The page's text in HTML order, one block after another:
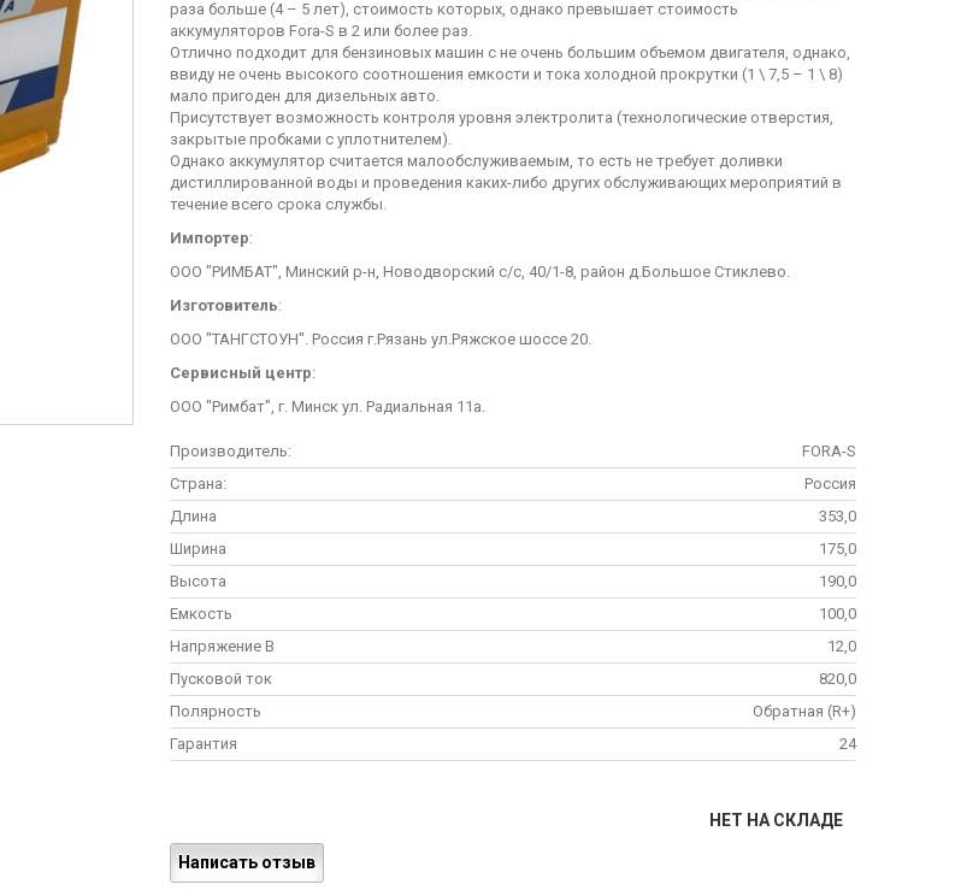
раза больше (4 – 5 лет), стоимость которых, однако превышает стоимость
аккумуляторов Fora-S в 2 или более раз.
Отлично подходит для бензиновых машин с не очень большим объемом двигателя, однако,
ввиду не очень высокого соотношения емкости и тока холодной прокрутки (1 \ 7,5 – 1 \ 8)
мало пригоден для дизельных авто.
Присутствует возможность контроля уровня электролита (технологические отверстия,
закрытые пробками с уплотнителем).
Однако аккумулятор считается малообслуживаемым, то есть не требует доливки
дистиллированной воды и проведения каких-либо других обслуживающих мероприятий в
течение всего срока службы.
Импортер:
ООО "РИМБАТ", Минский р-н, Новодворский с/с, 40/1-8, район д.Большое Стиклево.
Изготовитель:
ООО "ТАНГСТОУН". Россия г.Рязань ул.Ряжское шоссе 20.
Сервисный центр:
ООО "Римбат", г. Минск ул. Радиальная 11а.
Производитель:
FORA-S
Страна:
Россия
Длина
353,0
Ширина
175,0
Высота
190,0
Емкость
100,0
Напряжение В
12,0
Пусковой ток
820,0
Полярность
Обратная (R+)
Гарантия
24
НЕТ НА СКЛАДЕ
Написать отзыв